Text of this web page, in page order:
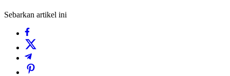
Sebarkan artikel ini